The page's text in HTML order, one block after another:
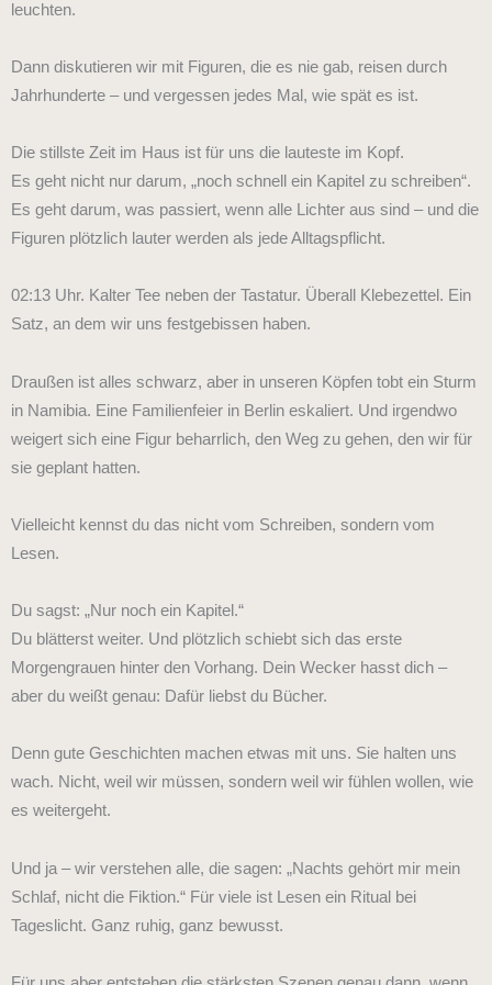
leuchten.
Dann diskutieren wir mit Figuren, die es nie gab, reisen durch
Jahrhunderte – und vergessen jedes Mal, wie spät es ist.
Die stillste Zeit im Haus ist für uns die lauteste im Kopf.
Es geht nicht nur darum, „noch schnell ein Kapitel zu schreiben“.
Es geht darum, was passiert, wenn alle Lichter aus sind – und die
Figuren plötzlich lauter werden als jede Alltagspflicht.
02:13 Uhr. Kalter Tee neben der Tastatur. Überall Klebezettel. Ein
Satz, an dem wir uns festgebissen haben.
Draußen ist alles schwarz, aber in unseren Köpfen tobt ein Sturm
in Namibia. Eine Familienfeier in Berlin eskaliert. Und irgendwo
weigert sich eine Figur beharrlich, den Weg zu gehen, den wir für
sie geplant hatten.
Vielleicht kennst du das nicht vom Schreiben, sondern vom
Lesen.
Du sagst: „Nur noch ein Kapitel.“
Du blätterst weiter. Und plötzlich schiebt sich das erste
Morgengrauen hinter den Vorhang. Dein Wecker hasst dich –
aber du weißt genau: Dafür liebst du Bücher.
Denn gute Geschichten machen etwas mit uns. Sie halten uns
wach. Nicht, weil wir müssen, sondern weil wir fühlen wollen, wie
es weitergeht.
Und ja – wir verstehen alle, die sagen: „Nachts gehört mir mein
Schlaf, nicht die Fiktion.“ Für viele ist Lesen ein Ritual bei
Tageslicht. Ganz ruhig, ganz bewusst.